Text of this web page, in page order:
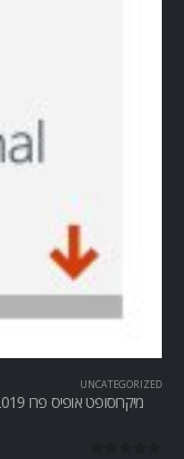
UNCATEGORIZED